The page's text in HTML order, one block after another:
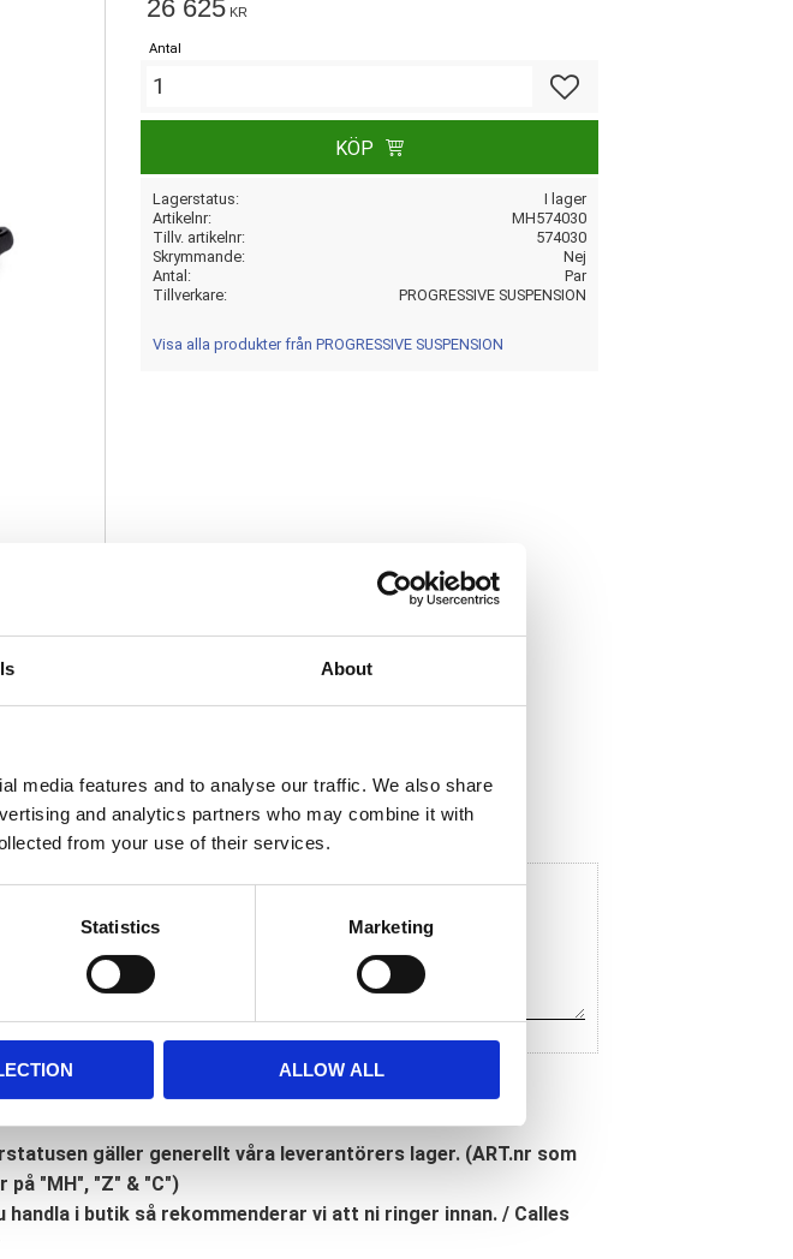
About
media features and to analyse our traffic. We also share
and analytics partners who may combine it with
from your use of their services.
Statistics Marketing
ALLOW ALL
26 625 KR
Antal
KÖP
Lagerstatus
I lager
Artikelnr
MH574030
Tillv. artikelnr
574030
Skrymmande
Nej
Antal
Par
Tillverkare
PROGRESSIVE SUSPENSION
Visa alla produkter från PROGRESSIVE SUSPENSION
Dela med dig
c
b
o
gäller generellt våra leverantörers lager. (ART.nr som
på "MH", "Z" & "C")
handla i butik så rekommenderar vi att ni ringer innan. / Calles